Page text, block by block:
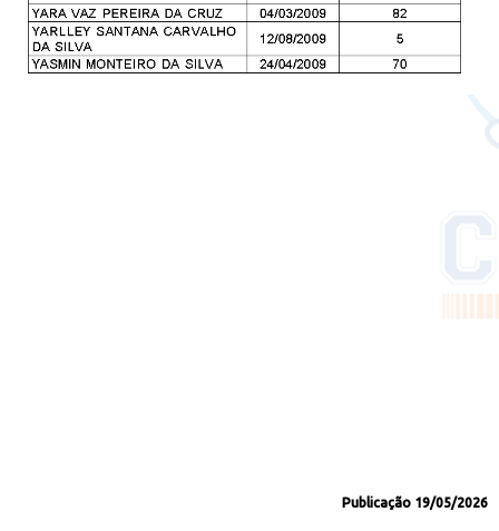
Publicação 19/05/2026